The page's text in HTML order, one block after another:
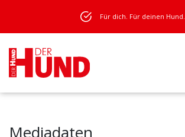
Für dich. Für deinen Hund.
Mediadaten